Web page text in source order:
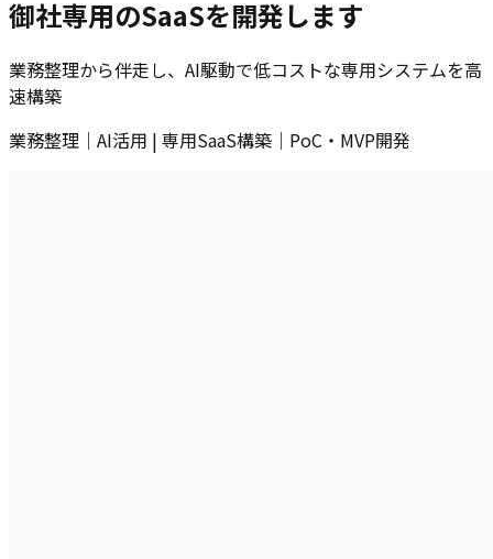
御社専用のSaaSを開発します
業務整理から伴走し、AI駆動で低コストな専用システムを高
速構築
業務整理｜AI活用 | 専用SaaS構築｜PoC・MVP開発